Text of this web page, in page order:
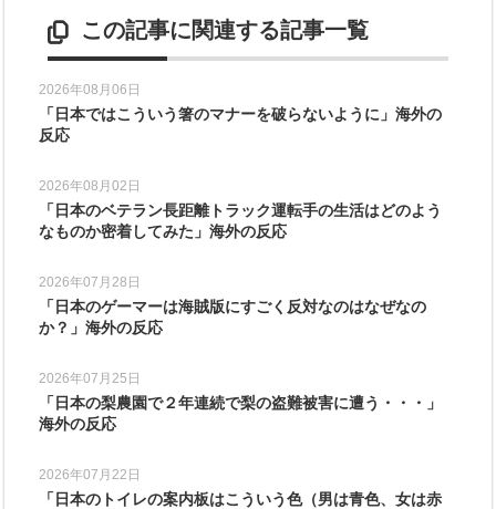
この記事に関連する記事一覧
2026年08月06日
「日本ではこういう箸のマナーを破らないように」海外の
反応
2026年08月02日
「日本のベテラン長距離トラック運転手の生活はどのよう
なものか密着してみた」海外の反応
2026年07月28日
「日本のゲーマーは海賊版にすごく反対なのはなぜなの
か？」海外の反応
2026年07月25日
「日本の梨農園で２年連続で梨の盗難被害に遭う・・・」
海外の反応
2026年07月22日
「日本のトイレの案内板はこういう色（男は青色、女は赤